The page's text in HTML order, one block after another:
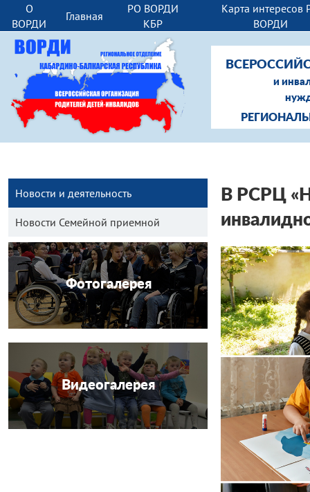
О
ВОРДИ
Главная
РО ВОРДИ
КБР
Карта интересов
ВОРДИ
и
Новости и деятельность
Новости Семейной приемной
Фотогалерея
Видеогалерея
В РСРЦ